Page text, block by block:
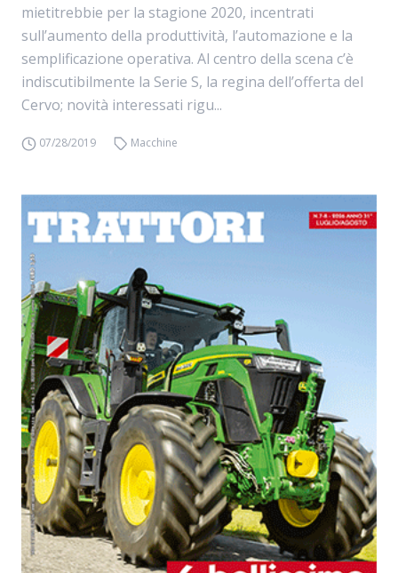
mietitrebbie per la stagione 2020, incentrati
sull’aumento della produttività, l’automazione e la
semplificazione operativa. Al centro della scena c’è
indiscutibilmente la Serie S, la regina dell’offerta del
Cervo; novità interessati rigu...
07/28/2019 Macchine